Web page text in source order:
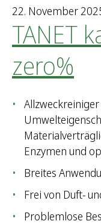
22. November
TANET
zero%
Enzymen und
Breites
Frei von Duft-
Problemlose